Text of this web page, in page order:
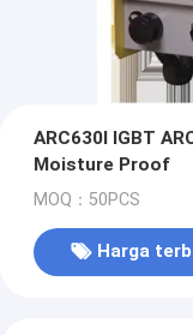
ARC630I IGBT
Moisture Proof
MOQ：50PCS
Harga